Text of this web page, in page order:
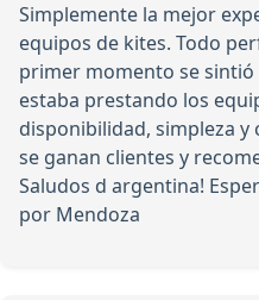
Simplemente la mejor
equipos de kites. Todo
primer momento se
estaba prestando los
disponibilidad, simpleza y
se ganan clientes y
Saludos d argentina!
por Mendoza